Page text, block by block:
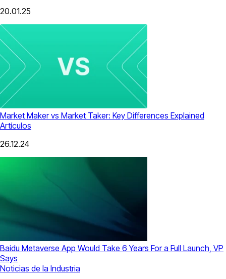
20.01.25
Market Maker vs Market Taker: Key Differences Explained
Artículos
26.12.24
Baidu Metaverse App Would Take 6 Years For a Full Launch, VP
Says
Noticias de la Industria